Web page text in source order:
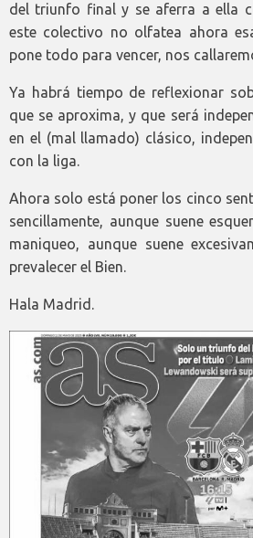
del triunfo final y se aferra a ella
este colectivo no olfatea ahora
pone todo para vencer, nos
Ya habrá tiempo de reflexionar
que se aproxima, y que será
en el (mal llamado) clásico,
con la liga.
Ahora solo está poner los cinco
sencillamente, aunque suene
maniqueo, aunque suene
prevalecer el Bien.
Hala Madrid.